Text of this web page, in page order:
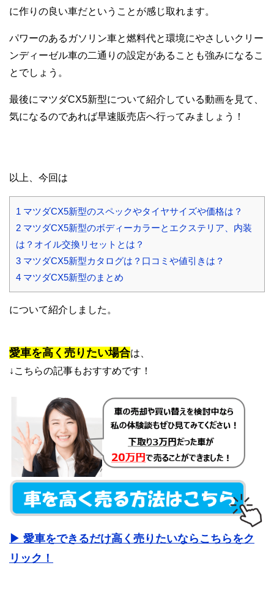
に作りの良い車だということが感じ取れます。
パワーのあるガソリン車と燃料代と環境にやさしいクリー
ンディーゼル車の二通りの設定があることも強みになるこ
とでしょう。
最後にマツダCX5新型について紹介している動画を見て、
気になるのであれば早速販売店へ行ってみましょう！
以上、今回は
1 マツダCX5新型のスペックやタイヤサイズや価格は？
2 マツダCX5新型のボディーカラーとエクステリア、内装
は？オイル交換リセットとは？
3 マツダCX5新型カタログは？口コミや値引きは？
4 マツダCX5新型のまとめ
について紹介しました。
愛車を高く売りたい場合は、
↓こちらの記事もおすすめです！
▶ 愛車をできるだけ高く売りたいならこちらをク
リック！